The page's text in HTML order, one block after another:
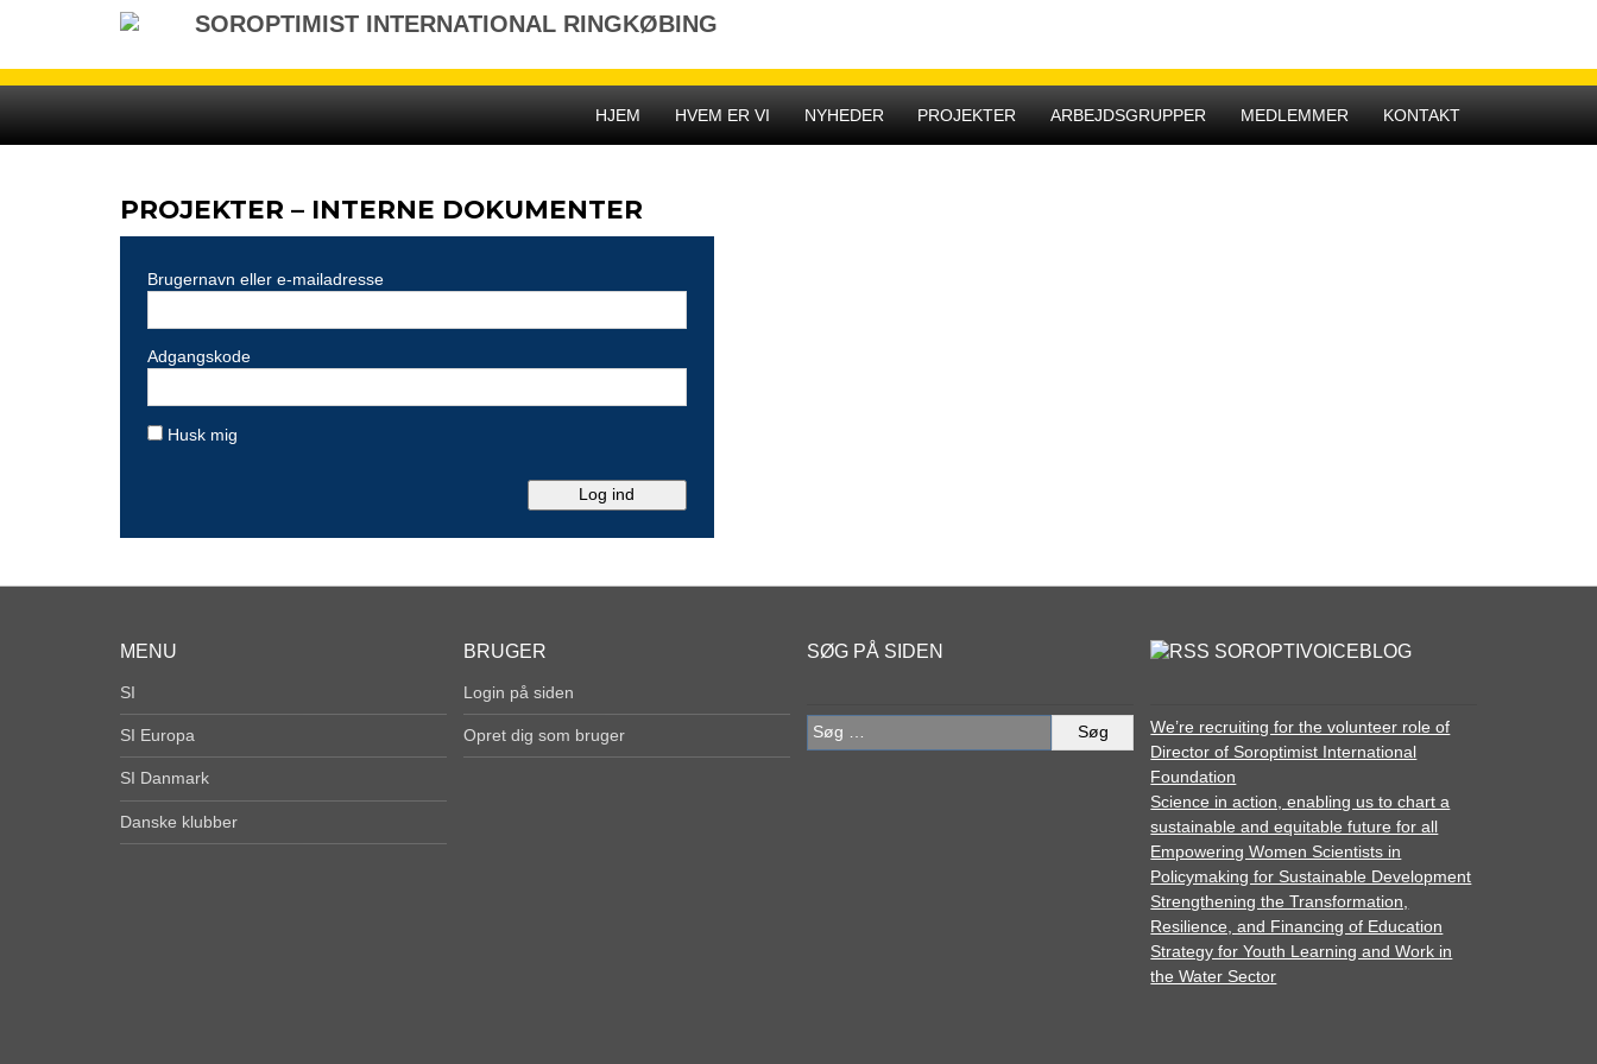
SOROPTIMIST INTERNATIONAL RINGKØBING
HJEM
HVEM ER VI NYHEDER PROJEKTER ARBEJDSGRUPPER MEDLEMMER KONTAKT
PROJEKTER – INTERNE DOKUMENTER
Brugernavn eller e-mailadresse
Adgangskode
Husk mig
MENU
SI
SI Europa
SI Danmark
Danske klubber
BRUGER
Login på siden
Opret dig som bruger
SØG PÅ SIDEN
Søg
efter:
SOROPTIVOICEBLOG
We’re recruiting for the volunteer role of
Director of Soroptimist International
Foundation
Science in action, enabling us to chart a
sustainable and equitable future for all
Empowering Women Scientists in
Policymaking for Sustainable Development
Strengthening the Transformation,
Resilience, and Financing of Education
Strategy for Youth Learning and Work in
the Water Sector